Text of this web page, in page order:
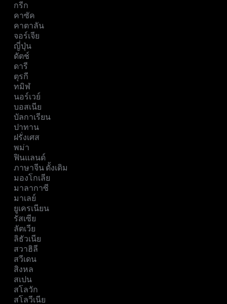
กรีก
คาซัค
คาตาลัน
จอร์เจีย
ญี่ปุ่น
ดัตช์
ดารี
ตุรกี
ทมิฬ
นอร์เวย์
บอสเนีย
บัลกาเรียน
ปาทาน
ฝรั่งเศส
พม่า
ฟินแลนด์
ภาษาจีน ดั้งเดิม
มองโกเลีย
มาลากาซี
มาเลย์
ยูเครเนียน
รัสเซีย
ลัตเวีย
ลิธัวเนีย
สวาฮิลี
สวีเดน
สิงหล
สเปน
สโลวัก
สโลวีเนีย